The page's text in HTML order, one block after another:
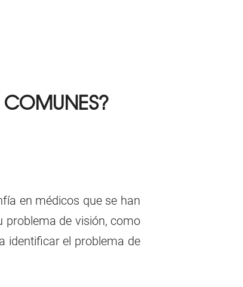
COMUNES?
en médicos que se han
problema de visión, como
identificar el problema de